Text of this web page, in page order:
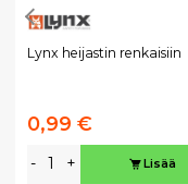
Lynx heijastin renkaisiin
0,99 €
- + Lisää